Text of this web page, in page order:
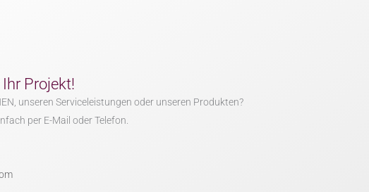
Projekt!
unseren Serviceleistungen oder unseren Produkten?
per E-Mail oder Telefon.